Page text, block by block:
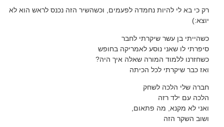
רק כי בא לי להיות נחמדה לפעמים, וכשהשיר הזה נכנס לראש הוא לא
יוצא:)
כשהייתי בן עשר שיקרתי לחבר
סיפרתי לו שאני נוסע לאמריקה בחופש
כשחזרנו ללמוד המורה שאלה איך היה?
ואז כבר שיקרתי לכל הכיתה
חברה שלי הלכה לשחק
הלכה עם ילד רזה
ואני לא מקנא, מה פתאום,
ושוב השקר הזה